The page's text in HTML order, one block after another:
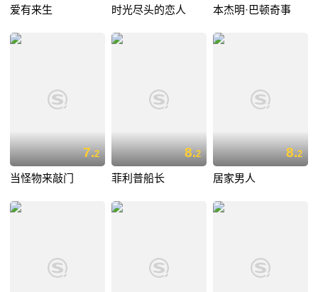
爱有来生 时光尽头的恋人 本杰明·巴顿奇事
7.2
当怪物来敲门
8.2
菲利普船长
8.2
居家男人